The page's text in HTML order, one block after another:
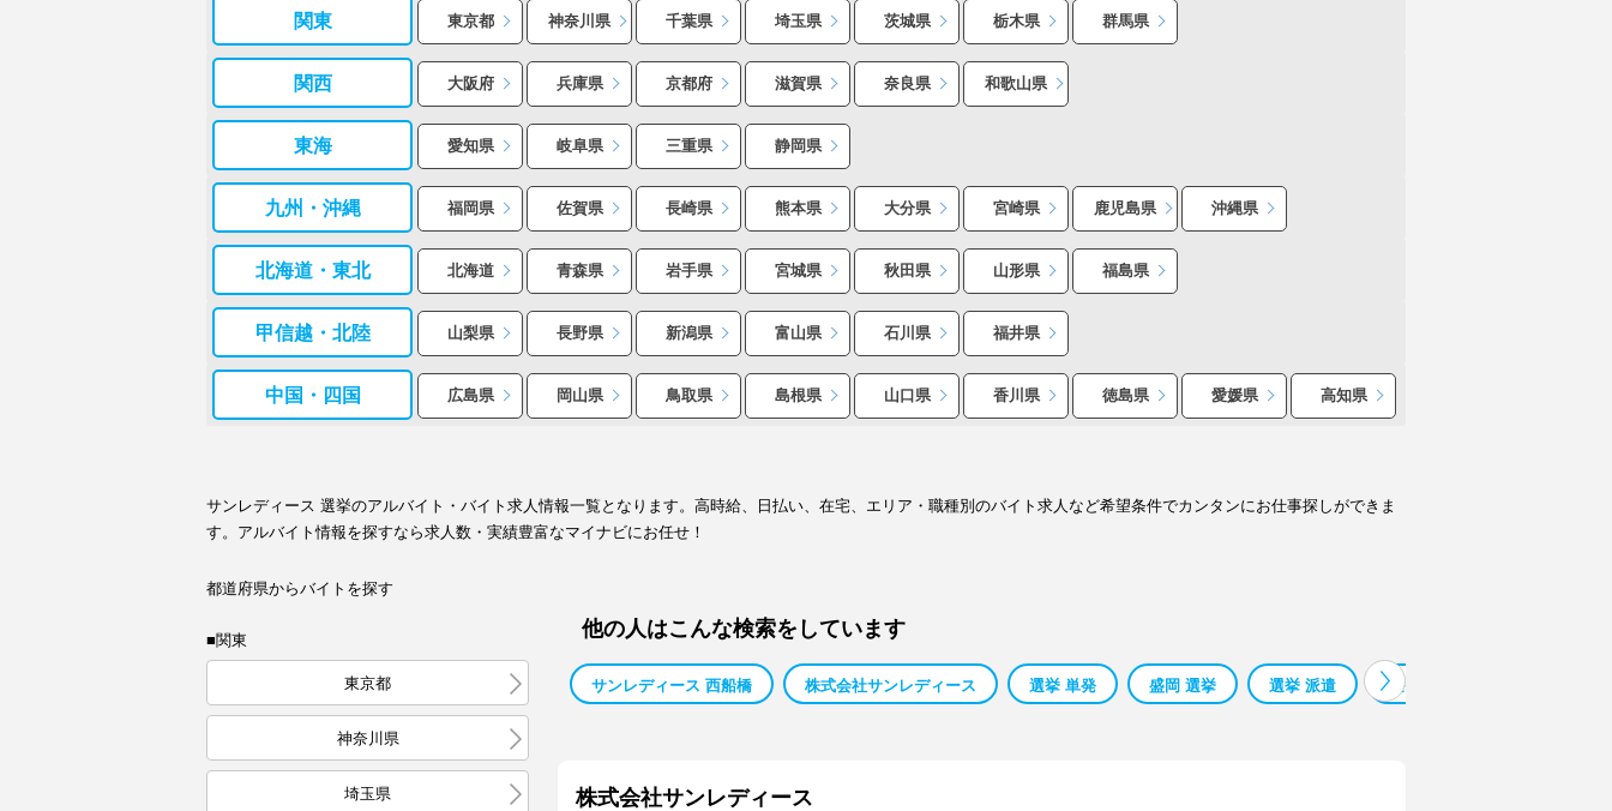
関東 東京都 神奈川県 千葉県 埼玉県 茨城県 栃木県 群馬県
関西 大阪府 兵庫県 京都府 滋賀県 奈良県 和歌山県
東海 愛知県 岐阜県 三重県 静岡県
九州・沖縄 福岡県 佐賀県 長崎県 熊本県 大分県 宮崎県 鹿児島県 沖縄県
北海道・東北 北海道 青森県 岩手県 宮城県 秋田県 山形県 福島県
甲信越・北陸 山梨県 長野県 新潟県 富山県 石川県 福井県
中国・四国 広島県 岡山県 鳥取県 島根県 山口県 香川県 徳島県 愛媛県 高知県
サンレディース 選挙のアルバイト・バイト求人情報一覧となります。高時給、日払い、在宅、エリア・職種別のバイト求人など希望条件でカンタンにお仕事探しができま
す。アルバイト情報を探すなら求人数・実績豊富なマイナビにお任せ！
都道府県からバイトを探す
■関東
東京都
神奈川県
埼玉県
他の人はこんな検索をしています
サンレディース 西船橋 株式会社サンレディース 選挙 単発 盛岡 選挙 選挙 派遣 選挙スタッフ
株式会社サンレディース